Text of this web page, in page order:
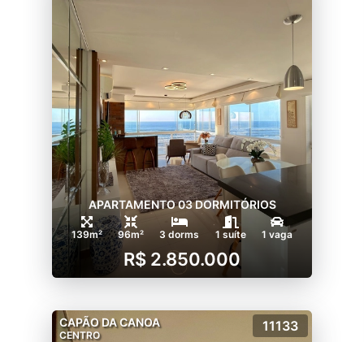
APARTAMENTO 03 DORMITÓRIOS
139m² 96m² 3 dorms 1 suíte 1 vaga
R$ 2.850.000
CAPÃO DA CANOA
CENTRO
11133